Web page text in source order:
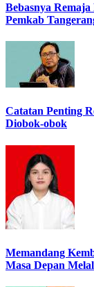
Bebasnya
Pemkab
Catatan Penting
Diobok-obok
Memandang
Masa Depan